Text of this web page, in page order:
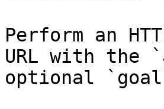
Perform an
URL with the
optional